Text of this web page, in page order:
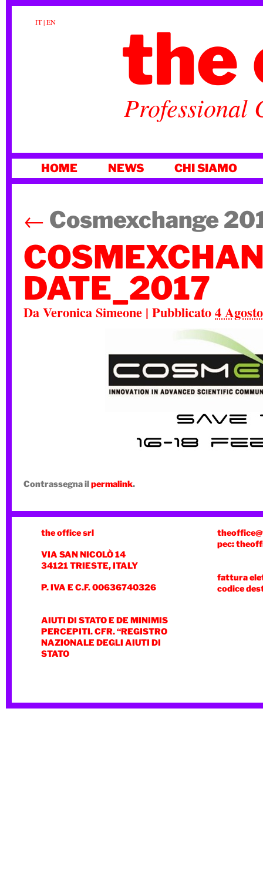
IT|EN the
Professional
AL
HOME NEWS CHI SIAMO
← Cosmexchange
DATE_2017
DaVeronica Simeone | Pubblicato4
Contrassegna ilpermalink.
the office srl
VIA SAN NICOLÒ 14
34121 TRIESTE, ITALY
P. IVA E C.F. 00636740326
AIUTI DI STATO E DE MINIMIS
PERCEPITI. CFR. “REGISTRO
NAZIONALE DEGLI AIUTI DI
STATO
pec:
fattura
codice